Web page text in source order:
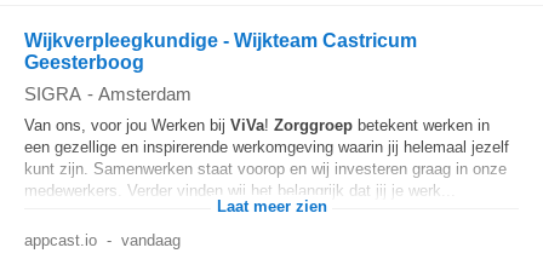
Wijkverpleegkundige - Wijkteam Castricum
Geesterboog
SIGRA - Amsterdam
Van ons, voor jou Werken bij ViVa! Zorggroep betekent werken in
een gezellige en inspirerende werkomgeving waarin jij helemaal jezelf
kunt zijn. Samenwerken staat voorop en wij investeren graag in onze
medewerkers. Verder vinden wij het belangrijk dat jij je werk...
Laat meer zien
appcast.io - vandaag